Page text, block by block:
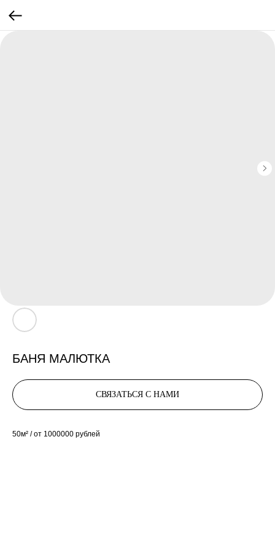
БАНЯ МАЛЮТКА
СВЯЗАТЬСЯ С НАМИ
50м² / от 1000000 рублей